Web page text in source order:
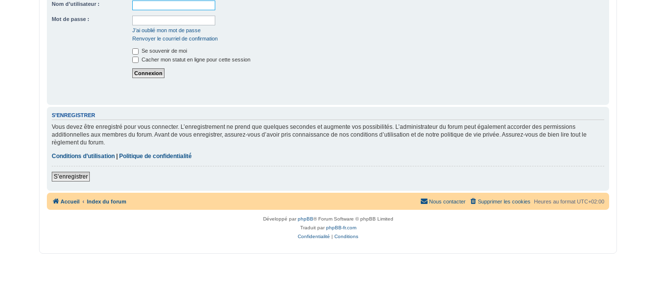
Nom d’utilisateur :
Mot de passe :
J’ai oublié mon mot de passe
Renvoyer le courriel de confirmation
Se souvenir de moi
Cacher mon statut en ligne pour cette session
S’ENREGISTRER
Vous devez être enregistré pour vous connecter. L’enregistrement ne prend que quelques secondes et augmente vos possibilités. L’administrateur du forum peut également accorder des permissions
additionnelles aux membres du forum. Avant de vous enregistrer, assurez-vous d’avoir pris connaissance de nos conditions d’utilisation et de notre politique de vie privée. Assurez-vous de bien lire tout le
règlement du forum.
Conditions d’utilisation | Politique de confidentialité
S’enregistrer
Accueil Index du forum Heures au format UTC+02:00
Supprimer les cookies
Nous contacter
Développé parphpBB® Forum Software © phpBB Limited
Traduit parphpBB-fr.com
Confidentialité | Conditions